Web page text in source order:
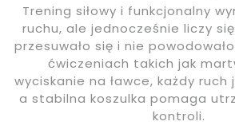
Trening siłowy i funkcjonalny
ruchu, ale jednocześnie liczy
przesuwało się i nie
ćwiczeniach takich jak
wyciskanie na ławce, każdy
a stabilna koszulka pomaga
kontroli.